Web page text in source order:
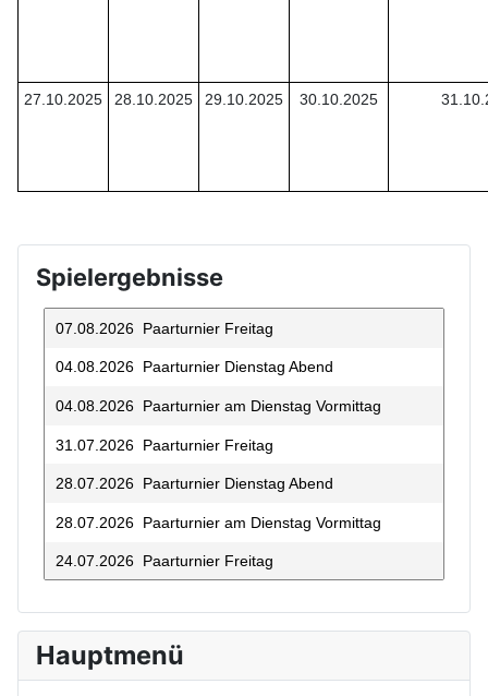
Spielergebnisse
07.08.2026 Paarturnier Freitag
04.08.2026 Paarturnier Dienstag Abend
04.08.2026 Paarturnier am Dienstag Vormittag
31.07.2026 Paarturnier Freitag
28.07.2026 Paarturnier Dienstag Abend
28.07.2026 Paarturnier am Dienstag Vormittag
24.07.2026 Paarturnier Freitag
14.07.2026 Paarturnier Dienstag Abend
Hauptmenü
27.10.2025 28.10.2025 29.10.2025 30.10.2025